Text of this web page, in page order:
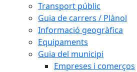
Transport públic
Guia de carrers / Plànol
Informació geogràfica
Equipaments
Guia del municipi
Empreses i comerços